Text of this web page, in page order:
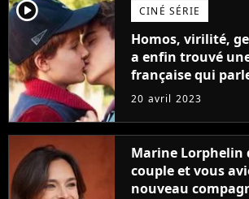
player2 CINÉ SÉRIE
Homos, virilité,
a enfin trouvé
française qui
sans être super
20 avril 2023
Marine Lorphelin
couple et vous
nouveau